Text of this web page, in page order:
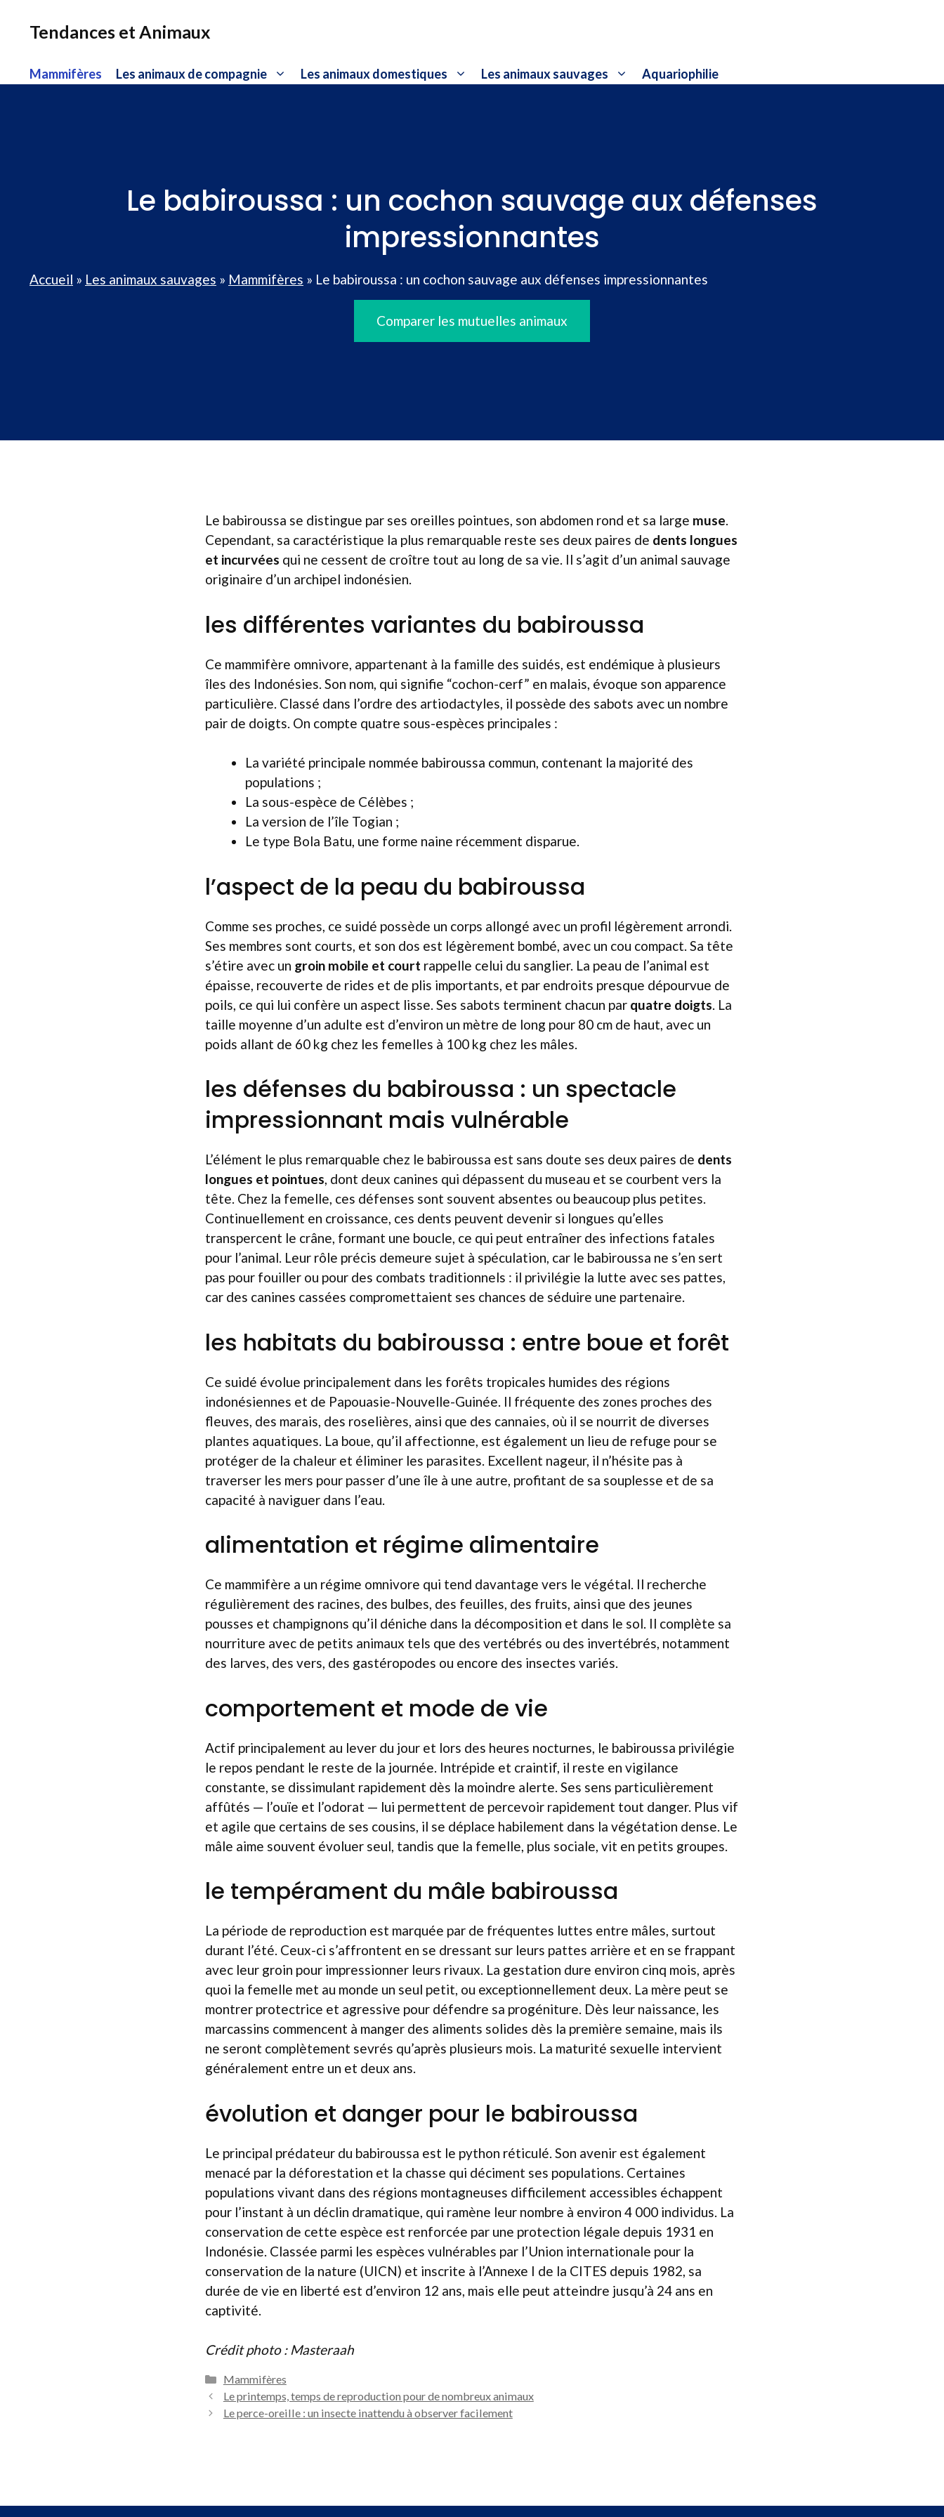
Tendances et Animaux
Mammifères Les animaux de compagnie Les animaux domestiques Les animaux sauvages Aquariophilie
Le babiroussa : un cochon sauvage aux défenses
impressionnantes
Accueil » Les animaux sauvages » Mammifères » Le babiroussa : un cochon sauvage aux défenses impressionnantes
Comparer les mutuelles animaux
Le babiroussa se distingue par ses oreilles pointues, son abdomen rond et sa large muse.
Cependant, sa caractéristique la plus remarquable reste ses deux paires de dents longues
et incurvées qui ne cessent de croître tout au long de sa vie. Il s’agit d’un animal sauvage
originaire d’un archipel indonésien.
les différentes variantes du babiroussa
Ce mammifère omnivore, appartenant à la famille des suidés, est endémique à plusieurs
îles des Indonésies. Son nom, qui signifie “cochon-cerf” en malais, évoque son apparence
particulière. Classé dans l’ordre des artiodactyles, il possède des sabots avec un nombre
pair de doigts. On compte quatre sous-espèces principales :
La variété principale nommée babiroussa commun, contenant la majorité des
populations ;
La sous-espèce de Célèbes ;
La version de l’île Togian ;
Le type Bola Batu, une forme naine récemment disparue.
l’aspect de la peau du babiroussa
Comme ses proches, ce suidé possède un corps allongé avec un profil légèrement arrondi.
Ses membres sont courts, et son dos est légèrement bombé, avec un cou compact. Sa tête
s’étire avec un groin mobile et court rappelle celui du sanglier. La peau de l’animal est
épaisse, recouverte de rides et de plis importants, et par endroits presque dépourvue de
poils, ce qui lui confère un aspect lisse. Ses sabots terminent chacun par quatre doigts . La
taille moyenne d’un adulte est d’environ un mètre de long pour 80 cm de haut, avec un
poids allant de 60 kg chez les femelles à 100 kg chez les mâles.
les défenses du babiroussa : un spectacle
impressionnant mais vulnérable
L’élément le plus remarquable chez le babiroussa est sans doute ses deux paires de dents
longues et pointues, dont deux canines qui dépassent du museau et se courbent vers la
tête. Chez la femelle, ces défenses sont souvent absentes ou beaucoup plus petites.
Continuellement en croissance, ces dents peuvent devenir si longues qu’elles
transpercent le crâne, formant une boucle, ce qui peut entraîner des infections fatales
pour l’animal. Leur rôle précis demeure sujet à spéculation, car le babiroussa ne s’en sert
pas pour fouiller ou pour des combats traditionnels : il privilégie la lutte avec ses pattes,
car des canines cassées compromettaient ses chances de séduire une partenaire.
les habitats du babiroussa : entre boue et forêt
Ce suidé évolue principalement dans les forêts tropicales humides des régions
indonésiennes et de Papouasie-Nouvelle-Guinée. Il fréquente des zones proches des
fleuves, des marais, des roselières, ainsi que des cannaies, où il se nourrit de diverses
plantes aquatiques. La boue, qu’il affectionne, est également un lieu de refuge pour se
protéger de la chaleur et éliminer les parasites. Excellent nageur, il n’hésite pas à
traverser les mers pour passer d’une île à une autre, profitant de sa souplesse et de sa
capacité à naviguer dans l’eau.
alimentation et régime alimentaire
Ce mammifère a un régime omnivore qui tend davantage vers le végétal. Il recherche
régulièrement des racines, des bulbes, des feuilles, des fruits, ainsi que des jeunes
pousses et champignons qu’il déniche dans la décomposition et dans le sol. Il complète sa
nourriture avec de petits animaux tels que des vertébrés ou des invertébrés, notamment
des larves, des vers, des gastéropodes ou encore des insectes variés.
comportement et mode de vie
Actif principalement au lever du jour et lors des heures nocturnes, le babiroussa privilégie
le repos pendant le reste de la journée. Intrépide et craintif, il reste en vigilance
constante, se dissimulant rapidement dès la moindre alerte. Ses sens particulièrement
affûtés — l’ouïe et l’odorat — lui permettent de percevoir rapidement tout danger. Plus vif
et agile que certains de ses cousins, il se déplace habilement dans la végétation dense. Le
mâle aime souvent évoluer seul, tandis que la femelle, plus sociale, vit en petits groupes.
le tempérament du mâle babiroussa
La période de reproduction est marquée par de fréquentes luttes entre mâles, surtout
durant l’été. Ceux-ci s’affrontent en se dressant sur leurs pattes arrière et en se frappant
avec leur groin pour impressionner leurs rivaux. La gestation dure environ cinq mois, après
quoi la femelle met au monde un seul petit, ou exceptionnellement deux. La mère peut se
montrer protectrice et agressive pour défendre sa progéniture. Dès leur naissance, les
marcassins commencent à manger des aliments solides dès la première semaine, mais ils
ne seront complètement sevrés qu’après plusieurs mois. La maturité sexuelle intervient
généralement entre un et deux ans.
évolution et danger pour le babiroussa
Le principal prédateur du babiroussa est le python réticulé. Son avenir est également
menacé par la déforestation et la chasse qui déciment ses populations. Certaines
populations vivant dans des régions montagneuses difficilement accessibles échappent
pour l’instant à un déclin dramatique, qui ramène leur nombre à environ 4 000 individus. La
conservation de cette espèce est renforcée par une protection légale depuis 1931 en
Indonésie. Classée parmi les espèces vulnérables par l’Union internationale pour la
conservation de la nature (UICN) et inscrite à l’Annexe I de la CITES depuis 1982, sa
durée de vie en liberté est d’environ 12 ans, mais elle peut atteindre jusqu’à 24 ans en
captivité.
Crédit photo : Masteraah
Catégories
Mammifères
Le printemps, temps de reproduction pour de nombreux animaux
Le perce-oreille : un insecte inattendu à observer facilement